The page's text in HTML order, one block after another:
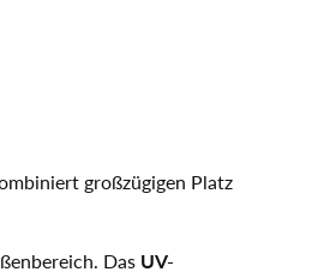
großzügigen Platz
Das UV-